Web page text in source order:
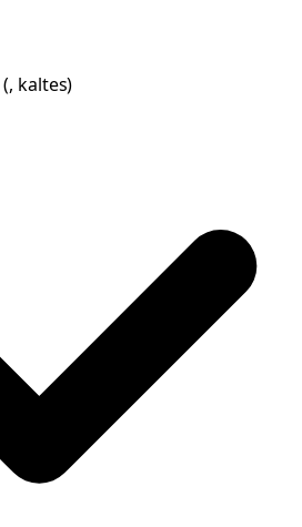
(, kaltes)